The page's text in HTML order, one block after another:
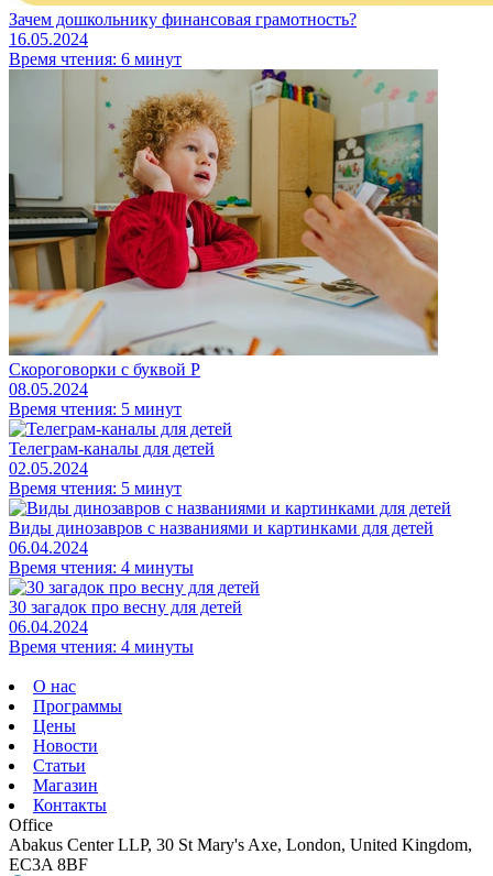
Зачем дошкольнику финансовая грамотность?
16.05.2024
Время чтения: 6 минут
Скороговорки с буквой Р
08.05.2024
Время чтения: 5 минут
Телеграм-каналы для детей
02.05.2024
Время чтения: 5 минут
Виды динозавров с названиями и картинками для детей
06.04.2024
Время чтения: 4 минуты
30 загадок про весну для детей
06.04.2024
Время чтения: 4 минуты
О нас
Программы
Цены
Новости
Статьи
Магазин
Контакты
Office
Abakus Center LLP, 30 St Mary's Axe, London, United Kingdom,
EC3A 8BF